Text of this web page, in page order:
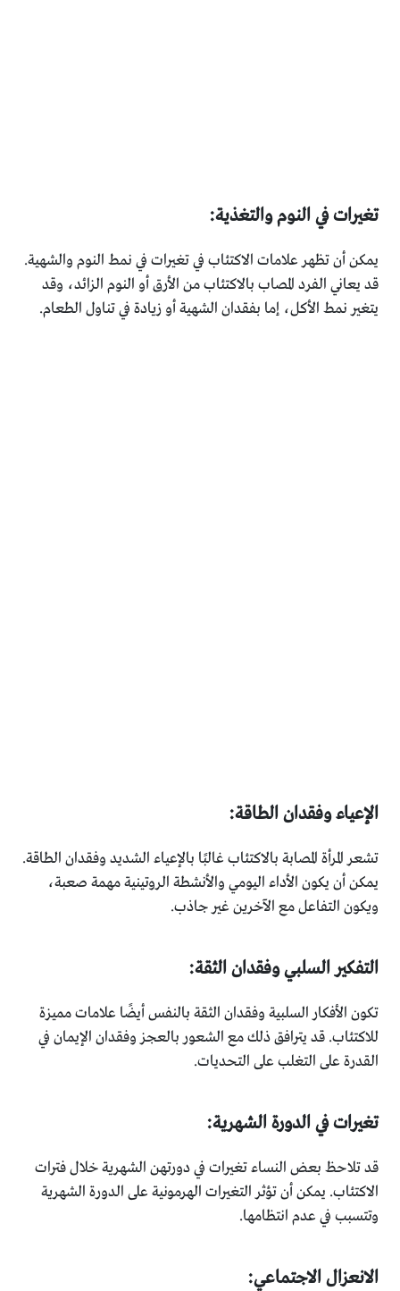
تغيرات في النوم والتغذية:
يمكن أن تظهر علامات الاكتئاب في تغيرات في نمط النوم والشهية.
قد يعاني الفرد المصاب بالاكتئاب من الأرق أو النوم الزائد، وقد
يتغير نمط الأكل، إما بفقدان الشهية أو زيادة في تناول الطعام.
الإعياء وفقدان الطاقة:
تشعر المرأة المصابة بالاكتئاب غالبًا بالإعياء الشديد وفقدان الطاقة.
يمكن أن يكون الأداء اليومي والأنشطة الروتينية مهمة صعبة،
ويكون التفاعل مع الآخرين غير جاذب.
التفكير السلبي وفقدان الثقة:
تكون الأفكار السلبية وفقدان الثقة بالنفس أيضًا علامات مميزة
للاكتئاب. قد يترافق ذلك مع الشعور بالعجز وفقدان الإيمان في
القدرة على التغلب على التحديات.
تغيرات في الدورة الشهرية:
قد تلاحظ بعض النساء تغيرات في دورتهن الشهرية خلال فترات
الاكتئاب. يمكن أن تؤثر التغيرات الهرمونية على الدورة الشهرية
وتتسبب في عدم انتظامها.
الانعزال الاجتماعي: